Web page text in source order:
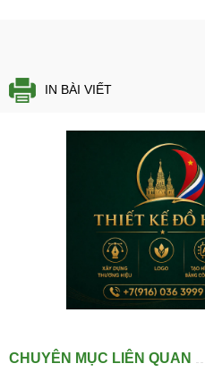
IN BÀI VIẾT
CHUYÊN MỤC LIÊN QUAN